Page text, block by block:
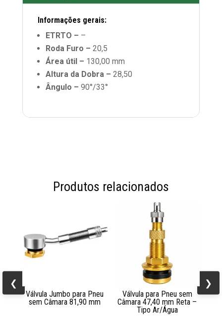
❮ ❯
Informações gerais:
ETRTO – –
Roda Furo – 20,5
Área útil – 130,00 mm
Altura da Dobra – 28,50
Ângulo – 90°/33°
Produtos relacionados
Válvula Jumbo para Pneu
sem Câmara 81,90 mm
Válvula para Pneu sem
Câmara 47,40 mm Reta –
Tipo Ar/Água